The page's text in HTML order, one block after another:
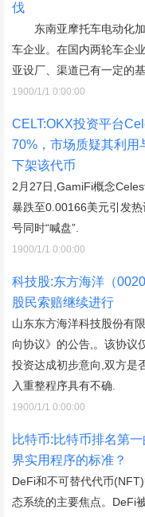
伐
东南亚摩托车电动化加
车企业。在国内两轮车企
亚设厂、渠道已有一定的基
1900/1/1 0:00:00
CELT:OKX投资平台
70%，市场质疑其利用
下架该代币
2月27日,GamiFi概念
暴跌至0.00166美元引发
号同时“喊盘”.
1900/1/1 0:00:00
科技股:东方海洋（
股民索赔继续进行
山东东方海洋科技股份有
向协议》的公告,。该协议
投资达成初步意向,双方是
入重整程序具有不确.
1900/1/1 0:00:00
比特币:比特币排名第
界实用程序的标准？
DeFi和不可替代代币
态系统的主要焦点。DeFi